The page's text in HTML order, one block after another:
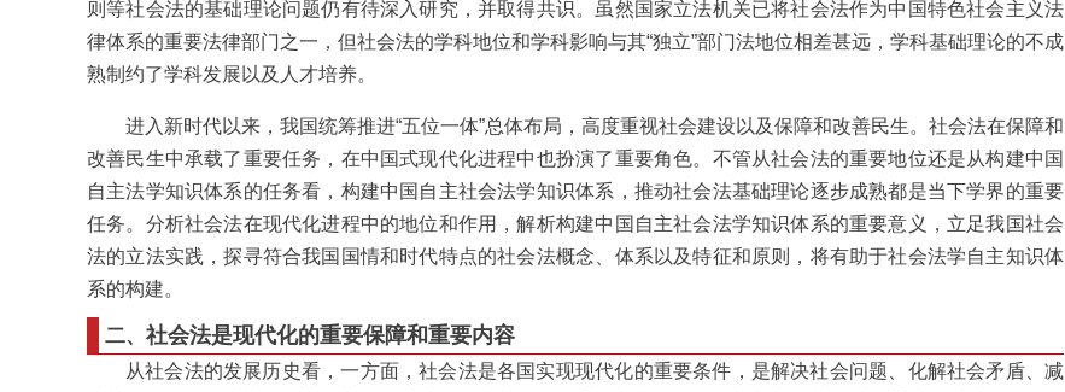
则等社会法的基础理论问题仍有待深入研究，并取得共识。虽然国家立法机关已将社会法作为中国特色社会主义法
律体系的重要法律部门之一，但社会法的学科地位和学科影响与其“独立”部门法地位相差甚远，学科基础理论的不成
熟制约了学科发展以及人才培养。
进入新时代以来，我国统筹推进“五位一体”总体布局，高度重视社会建设以及保障和改善民生。社会法在保障和
改善民生中承载了重要任务，在中国式现代化进程中也扮演了重要角色。不管从社会法的重要地位还是从构建中国
自主法学知识体系的任务看，构建中国自主社会法学知识体系，推动社会法基础理论逐步成熟都是当下学界的重要
任务。分析社会法在现代化进程中的地位和作用，解析构建中国自主社会法学知识体系的重要意义，立足我国社会
法的立法实践，探寻符合我国国情和时代特点的社会法概念、体系以及特征和原则，将有助于社会法学自主知识体
系的构建。
二、 社会法是现代化的重要保障和重要内容
从社会法的发展历史看，一方面，社会法是各国实现现代化的重要条件，是解决社会问题、化解社会矛盾、减